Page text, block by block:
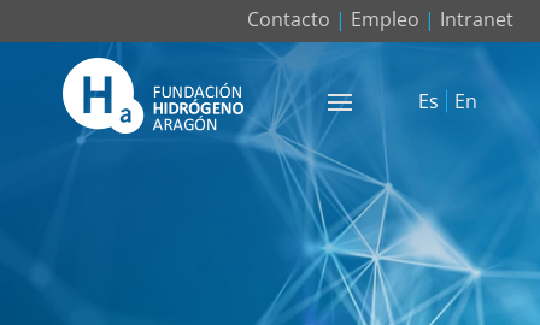
Contacto | Empleo | Intranet
Es En